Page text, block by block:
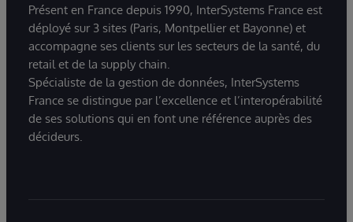
Présent en France depuis 1990, InterSystems France est
déployé sur 3 sites (Paris, Montpellier et Bayonne) et
accompagne ses clients sur les secteurs de la santé, du
retail et de la supply chain.
Spécialiste de la gestion de données, InterSystems
France se distingue par l’excellence et l’interopérabilité
de ses solutions qui en font une référence auprès des
décideurs.